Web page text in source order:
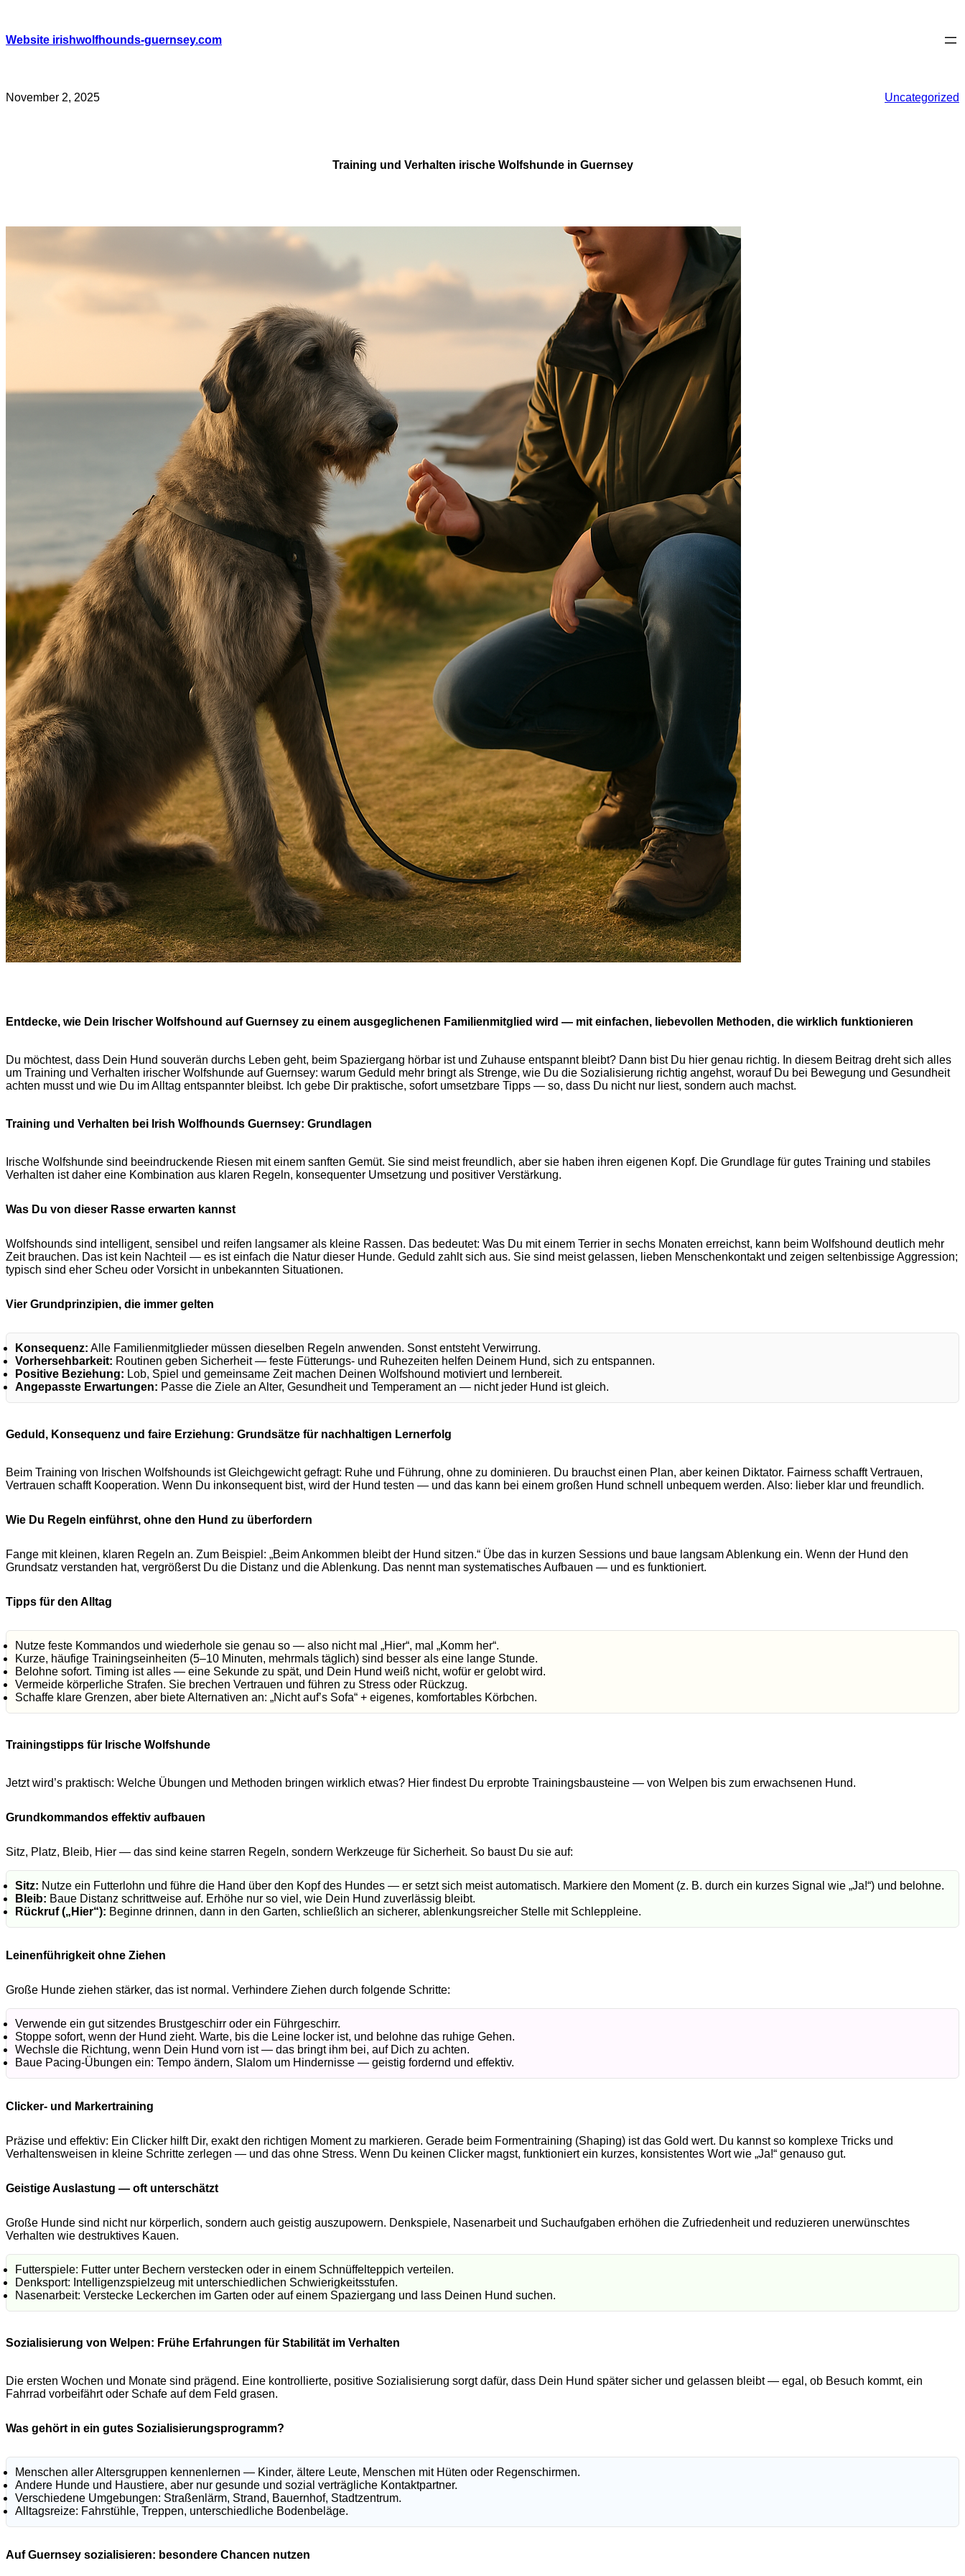
content
Website irishwolfhounds-guernsey.com
November 2, 2025 Uncategorized
Training und Verhalten irische Wolfshunde in Guernsey
Entdecke, wie Dein Irischer Wolfshound auf Guernsey zu einem ausgeglichenen Familienmitglied wird — mit einfachen, liebevollen Methoden, die wirklich funktionieren
Du möchtest, dass Dein Hund souverän durchs Leben geht, beim Spaziergang hörbar ist und Zuhause entspannt bleibt? Dann bist Du hier genau richtig. In diesem Beitrag dreht sich alles
um Training und Verhalten irischer Wolfshunde auf Guernsey: warum Geduld mehr bringt als Strenge, wie Du die Sozialisierung richtig angehst, worauf Du bei Bewegung und Gesundheit
achten musst und wie Du im Alltag entspannter bleibst. Ich gebe Dir praktische, sofort umsetzbare Tipps — so, dass Du nicht nur liest, sondern auch machst.
Training und Verhalten bei Irish Wolfhounds Guernsey: Grundlagen
Irische Wolfshunde sind beeindruckende Riesen mit einem sanften Gemüt. Sie sind meist freundlich, aber sie haben ihren eigenen Kopf. Die Grundlage für gutes Training und stabiles
Verhalten ist daher eine Kombination aus klaren Regeln, konsequenter Umsetzung und positiver Verstärkung.
Was Du von dieser Rasse erwarten kannst
Wolfshounds sind intelligent, sensibel und reifen langsamer als kleine Rassen. Das bedeutet: Was Du mit einem Terrier in sechs Monaten erreichst, kann beim Wolfshound deutlich mehr
Zeit brauchen. Das ist kein Nachteil — es ist einfach die Natur dieser Hunde. Geduld zahlt sich aus. Sie sind meist gelassen, lieben Menschenkontakt und zeigen seltenbissige Aggression;
typisch sind eher Scheu oder Vorsicht in unbekannten Situationen.
Vier Grundprinzipien, die immer gelten
Konsequenz: Alle Familienmitglieder müssen dieselben Regeln anwenden. Sonst entsteht Verwirrung.
Vorhersehbarkeit: Routinen geben Sicherheit — feste Fütterungs- und Ruhezeiten helfen Deinem Hund, sich zu entspannen.
Positive Beziehung: Lob, Spiel und gemeinsame Zeit machen Deinen Wolfshound motiviert und lernbereit.
Angepasste Erwartungen: Passe die Ziele an Alter, Gesundheit und Temperament an — nicht jeder Hund ist gleich.
Geduld, Konsequenz und faire Erziehung: Grundsätze für nachhaltigen Lernerfolg
Beim Training von Irischen Wolfshounds ist Gleichgewicht gefragt: Ruhe und Führung, ohne zu dominieren. Du brauchst einen Plan, aber keinen Diktator. Fairness schafft Vertrauen,
Vertrauen schafft Kooperation. Wenn Du inkonsequent bist, wird der Hund testen — und das kann bei einem großen Hund schnell unbequem werden. Also: lieber klar und freundlich.
Wie Du Regeln einführst, ohne den Hund zu überfordern
Fange mit kleinen, klaren Regeln an. Zum Beispiel: „Beim Ankommen bleibt der Hund sitzen.“ Übe das in kurzen Sessions und baue langsam Ablenkung ein. Wenn der Hund den
Grundsatz verstanden hat, vergrößerst Du die Distanz und die Ablenkung. Das nennt man systematisches Aufbauen — und es funktioniert.
Tipps für den Alltag
Nutze feste Kommandos und wiederhole sie genau so — also nicht mal „Hier“, mal „Komm her“.
Kurze, häufige Trainingseinheiten (5–10 Minuten, mehrmals täglich) sind besser als eine lange Stunde.
Belohne sofort. Timing ist alles — eine Sekunde zu spät, und Dein Hund weiß nicht, wofür er gelobt wird.
Vermeide körperliche Strafen. Sie brechen Vertrauen und führen zu Stress oder Rückzug.
Schaffe klare Grenzen, aber biete Alternativen an: „Nicht auf’s Sofa“ + eigenes, komfortables Körbchen.
Trainingstipps für Irische Wolfshunde
Jetzt wird’s praktisch: Welche Übungen und Methoden bringen wirklich etwas? Hier findest Du erprobte Trainingsbausteine — von Welpen bis zum erwachsenen Hund.
Grundkommandos effektiv aufbauen
Sitz, Platz, Bleib, Hier — das sind keine starren Regeln, sondern Werkzeuge für Sicherheit. So baust Du sie auf:
Sitz: Nutze ein Futterlohn und führe die Hand über den Kopf des Hundes — er setzt sich meist automatisch. Markiere den Moment (z. B. durch ein kurzes Signal wie „Ja!“) und belohne.
Bleib: Baue Distanz schrittweise auf. Erhöhe nur so viel, wie Dein Hund zuverlässig bleibt.
Rückruf („Hier“): Beginne drinnen, dann in den Garten, schließlich an sicherer, ablenkungsreicher Stelle mit Schleppleine.
Leinenführigkeit ohne Ziehen
Große Hunde ziehen stärker, das ist normal. Verhindere Ziehen durch folgende Schritte:
Verwende ein gut sitzendes Brustgeschirr oder ein Führgeschirr.
Stoppe sofort, wenn der Hund zieht. Warte, bis die Leine locker ist, und belohne das ruhige Gehen.
Wechsle die Richtung, wenn Dein Hund vorn ist — das bringt ihm bei, auf Dich zu achten.
Baue Pacing-Übungen ein: Tempo ändern, Slalom um Hindernisse — geistig fordernd und effektiv.
Clicker- und Markertraining
Präzise und effektiv: Ein Clicker hilft Dir, exakt den richtigen Moment zu markieren. Gerade beim Formentraining (Shaping) ist das Gold wert. Du kannst so komplexe Tricks und
Verhaltensweisen in kleine Schritte zerlegen — und das ohne Stress. Wenn Du keinen Clicker magst, funktioniert ein kurzes, konsistentes Wort wie „Ja!“ genauso gut.
Geistige Auslastung — oft unterschätzt
Große Hunde sind nicht nur körperlich, sondern auch geistig auszupowern. Denkspiele, Nasenarbeit und Suchaufgaben erhöhen die Zufriedenheit und reduzieren unerwünschtes
Verhalten wie destruktives Kauen.
Futterspiele: Futter unter Bechern verstecken oder in einem Schnüffelteppich verteilen.
Denksport: Intelligenzspielzeug mit unterschiedlichen Schwierigkeitsstufen.
Nasenarbeit: Verstecke Leckerchen im Garten oder auf einem Spaziergang und lass Deinen Hund suchen.
Sozialisierung von Welpen: Frühe Erfahrungen für Stabilität im Verhalten
Die ersten Wochen und Monate sind prägend. Eine kontrollierte, positive Sozialisierung sorgt dafür, dass Dein Hund später sicher und gelassen bleibt — egal, ob Besuch kommt, ein
Fahrrad vorbeifährt oder Schafe auf dem Feld grasen.
Was gehört in ein gutes Sozialisierungsprogramm?
Menschen aller Altersgruppen kennenlernen — Kinder, ältere Leute, Menschen mit Hüten oder Regenschirmen.
Andere Hunde und Haustiere, aber nur gesunde und sozial verträgliche Kontaktpartner.
Verschiedene Umgebungen: Straßenlärm, Strand, Bauernhof, Stadtzentrum.
Alltagsreize: Fahrstühle, Treppen, unterschiedliche Bodenbeläge.
Auf Guernsey sozialisieren: besondere Chancen nutzen